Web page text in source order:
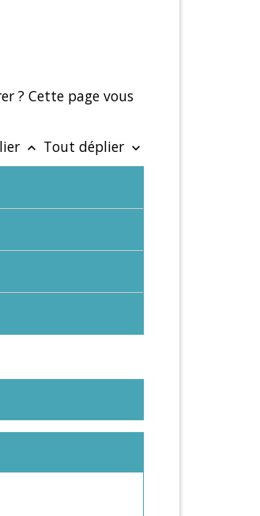
? Cette page vous
keyboard_arrow_up Tout déplier keyboard_arrow_down